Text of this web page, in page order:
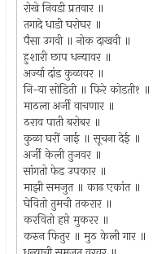
रोखे निवडी प्रतवार ॥
तगादे धाडी घरोघर ॥
पैसा उगवी ॥ नोक दाखवी ॥
हुशारी छाप धन्यावर ॥
अर्ज्या दांड कुळावर ॥
नि-या सोडिती ॥ फिरे कोडती१ ॥
माठला अर्जी वाचणार ॥
ठराव पाती बरोबर ॥
कुळा घरीं जाई ॥ सूचना देई ॥
अर्जी केली तुजवर ॥
सांगतो फेड उपकार ॥
माझी समजुत ॥ काढ एकांत ॥
घेवितो तुमची तकरार ॥
करवितो हप्ते मुकरर ॥
करुन फितुर ॥ मुठ केली गार ॥